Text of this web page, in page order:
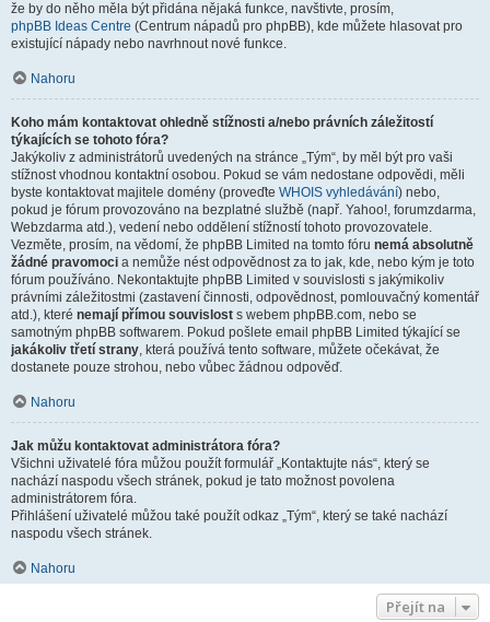
že by do něho měla být přidána nějaká funkce, navštivte, prosím,
phpBB Ideas Centre (Centrum nápadů pro phpBB), kde můžete hlasovat pro
existující nápady nebo navrhnout nové funkce.
Nahoru
Koho mám kontaktovat ohledně stížnosti a/nebo právních záležitostí
týkajících se tohoto fóra?
Jakýkoliv z administrátorů uvedených na stránce „Tým“, by měl být pro vaši
stížnost vhodnou kontaktní osobou. Pokud se vám nedostane odpovědi, měli
byste kontaktovat majitele domény (proveďte WHOIS vyhledávání) nebo,
pokud je fórum provozováno na bezplatné službě (např. Yahoo!, forumzdarma,
Webzdarma atd.), vedení nebo oddělení stížností tohoto provozovatele.
Vezměte, prosím, na vědomí, že phpBB Limited na tomto fóru nemá absolutně
žádné pravomoci a nemůže nést odpovědnost za to jak, kde, nebo kým je toto
fórum používáno. Nekontaktujte phpBB Limited v souvislosti s jakýmikoliv
právními záležitostmi (zastavení činnosti, odpovědnost, pomlouvačný komentář
atd.), které nemají přímou souvislost s webem phpBB.com, nebo se
samotným phpBB softwarem. Pokud pošlete email phpBB Limited týkající se
jakákoliv třetí strany, která používá tento software, můžete očekávat, že
dostanete pouze strohou, nebo vůbec žádnou odpověď.
Nahoru
Jak můžu kontaktovat administrátora fóra?
Všichni uživatelé fóra můžou použít formulář „Kontaktujte nás“, který se
nachází naspodu všech stránek, pokud je tato možnost povolena
administrátorem fóra.
Přihlášení uživatelé můžou také použít odkaz „Tým“, který se také nachází
naspodu všech stránek.
Nahoru
Přejít na